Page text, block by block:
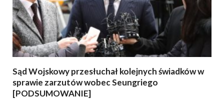
Sąd Wojskowy przesłuchał kolejnych świadków w
sprawie zarzutów wobec Seungriego
[PODSUMOWANIE]